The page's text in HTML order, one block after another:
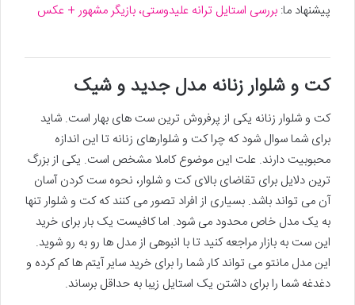
پیشنهاد ما: بررسی استایل ترانه علیدوستی، بازیگر مشهور + عکس
کت و شلوار زنانه مدل جدید و شیک
کت و شلوار زنانه یکی از پرفروش ترین ست های بهار است. شاید
برای شما سوال شود که چرا کت و شلوارهای زنانه تا این اندازه
محبوبیت دارند. علت این موضوع کاملا مشخص است. یکی از بزرگ
ترین دلایل برای تقاضای بالای کت و شلوار، نحوه ست کردن آسان
آن می تواند باشد. بسیاری از افراد تصور می کنند که کت و شلوار تنها
به یک مدل خاص محدود می شود. اما کافیست یک بار برای خرید
این ست به بازار مراجعه کنید تا با انبوهی از مدل ها رو به رو شوید.
این مدل مانتو می تواند کار شما را برای خرید سایر آیتم ها کم کرده و
دغدغه شما را برای داشتن یک استایل زیبا به حداقل برساند.